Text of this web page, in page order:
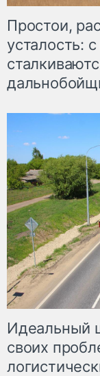
Простои,
усталость:
Идеальный
своих